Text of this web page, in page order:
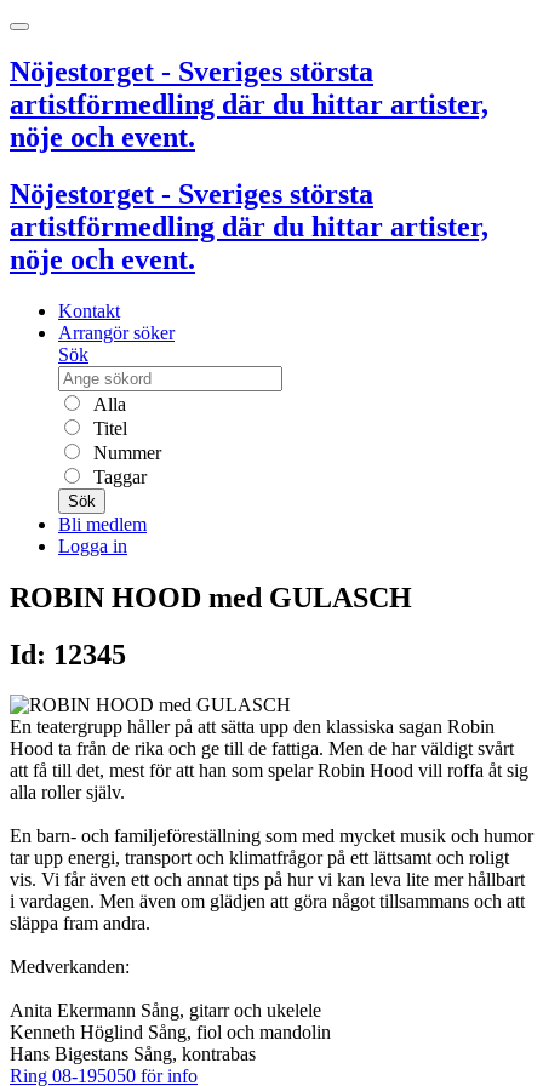
Nöjestorget - Sveriges största
artistförmedling där du hittar artister,
nöje och event.
Nöjestorget - Sveriges största
artistförmedling där du hittar artister,
nöje och event.
Kontakt
Arrangör söker
Sök
Alla
Titel
Nummer
Taggar
Sök
Bli medlem
Logga in
ROBIN HOOD med GULASCH
Id: 12345
En teatergrupp håller på att sätta upp den klassiska sagan Robin
Hood ta från de rika och ge till de fattiga. Men de har väldigt svårt
att få till det, mest för att han som spelar Robin Hood vill roffa åt sig
alla roller själv.
En barn- och familjeföreställning som med mycket musik och humor
tar upp energi, transport och klimatfrågor på ett lättsamt och roligt
vis. Vi får även ett och annat tips på hur vi kan leva lite mer hållbart
i vardagen. Men även om glädjen att göra något tillsammans och att
släppa fram andra.
Medverkanden:
Anita Ekermann Sång, gitarr och ukelele
Kenneth Höglind Sång, fiol och mandolin
Hans Bigestans Sång, kontrabas
Ring 08-195050 för info